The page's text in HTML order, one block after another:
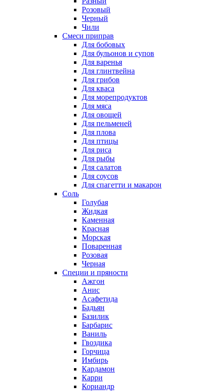
Розовый
Черный
Чили
Смеси приправ
Для бобовых
Для бульонов и супов
Для варенья
Для глинтвейна
Для грибов
Для кваса
Для морепродуктов
Для мяса
Для овощей
Для пельменей
Для плова
Для птицы
Для риса
Для рыбы
Для салатов
Для соусов
Для спагетти и макарон
Соль
Голубая
Жидкая
Каменная
Красная
Морская
Поваренная
Розовая
Черная
Специи и пряности
Ажгон
Анис
Асафетида
Бадьян
Базилик
Барбарис
Ваниль
Гвоздика
Горчица
Имбирь
Кардамон
Карри
Кориандр